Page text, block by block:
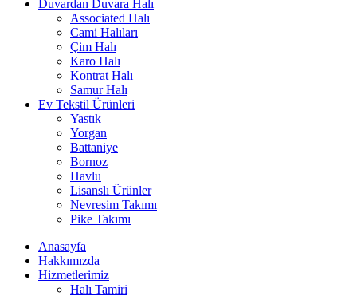
Duvardan Duvara Halı
Associated Halı
Cami Halıları
Çim Halı
Karo Halı
Kontrat Halı
Samur Halı
Ev Tekstil Ürünleri
Yastık
Yorgan
Battaniye
Bornoz
Havlu
Lisanslı Ürünler
Nevresim Takımı
Pike Takımı
Anasayfa
Hakkımızda
Hizmetlerimiz
Halı Tamiri